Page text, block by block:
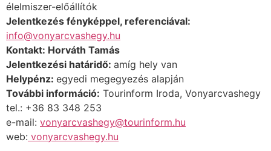
élelmiszer-előállítók
Jelentkezés fényképpel, referenciával:
info@vonyarcvashegy.hu
Kontakt: Horváth Tamás
Jelentkezési határidő: amíg hely van
Helypénz: egyedi megegyezés alapján
További információ: Tourinform Iroda, Vonyarcvashegy
tel.: +36 83 348 253
e-mail: vonyarcvashegy@tourinform.hu
web: vonyarcvashegy.hu